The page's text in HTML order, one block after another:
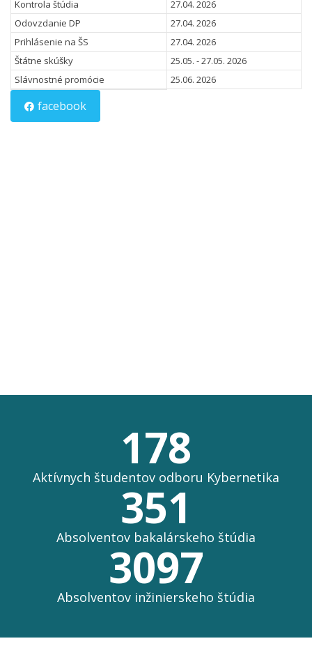
Kontrola štúdia
27.04. 2026
Odovzdanie DP
27.04. 2026
Prihlásenie na ŠS
27.04. 2026
Štátne skúšky
25.05. - 27.05. 2026
Slávnostné promócie
25.06. 2026
facebook
178
Aktívnych študentov odboru Kybernetika
351
Absolventov bakalárskeho štúdia
3097
Absolventov inžinierskeho štúdia